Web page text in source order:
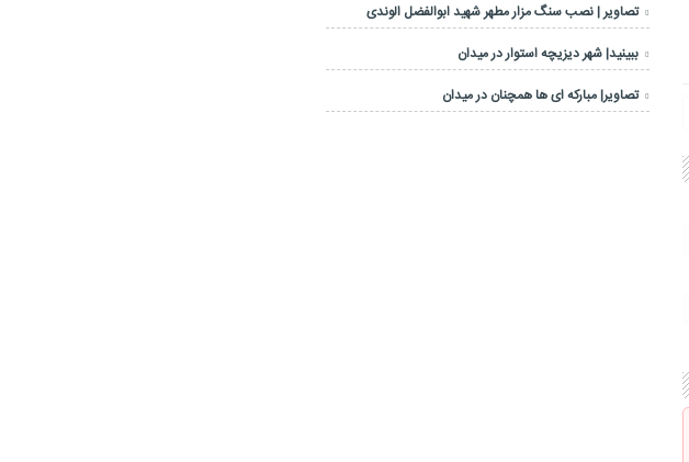
تصاویر | نصب سنگ مزار مطهر شهید ابوالفضل الوندی
ببینید| شهر دیزیچه استوار در میدان
تصاویر| مبارکه ای ها همچنان در میدان